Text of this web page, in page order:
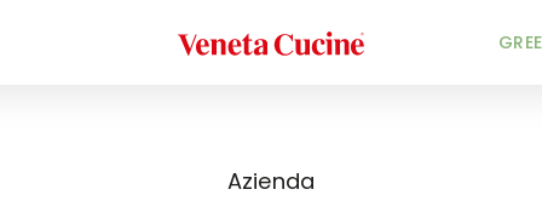
Veneta Cucine
Azienda